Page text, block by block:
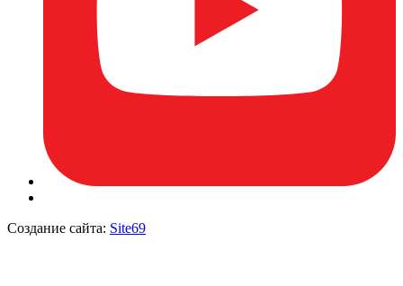
Создание сайта: Site69